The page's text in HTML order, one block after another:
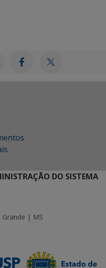
DO SISTEMA
Grande | MS